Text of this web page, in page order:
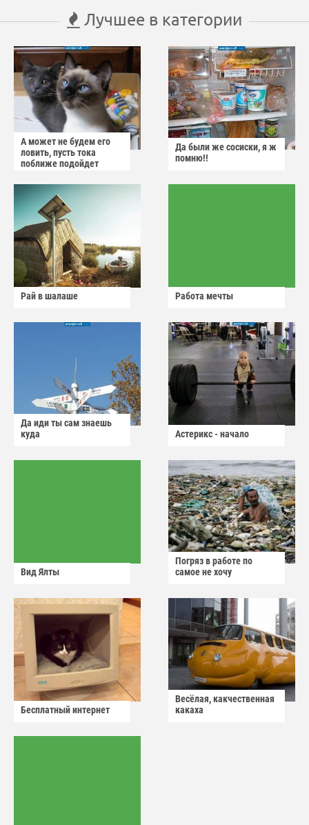
Лучшее в категории
А может не будем его
ловить, пусть тока
поближе подойдет
Да были же сосиски, я ж
помню!!
Рай в шалаше Работа мечты
Да иди ты сам знаешь
куда
Астерикс - начало
Вид Ялты
Погряз в работе по
самое не хочу
Бесплатный интернет
Весёлая, какчественная
какаха